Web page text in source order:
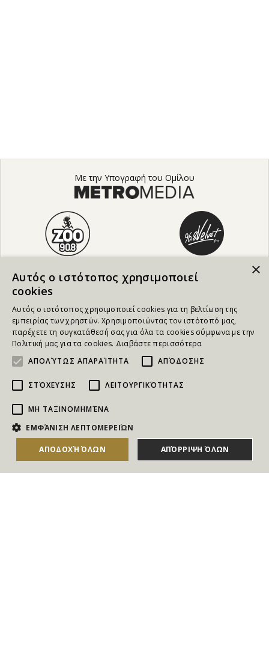
Με την Υπογραφή του Ομίλου
NEWSLETTER
Για να ενημερώνεστε άμεσα για τους Διαγωνισμούς, τα
Δώρα, τις Νέες Προσφορές & τις Νέες Δωροεπιταγές
×
Αυτός ο ιστότοπος χρησιμοποιεί
cookies
Αυτός ο ιστότοπος χρησιμοποιεί cookies για τη βελτίωση της
εμπειρίας των χρηστών. Χρησιμοποιώντας τον ιστότοπό μας,
παρέχετε τη συγκατάθεσή σας για όλα τα cookies σύμφωνα με την
Πολιτική μας για τα cookies. Διαβάστε περισσότερα
ΑΠΟΛΎΤΩΣ ΑΠΑΡΑΊΤΗΤΑ
ΑΠΌΔΟΣΗΣ
ΣΤΌΧΕΥΣΗΣ ΛΕΙΤΟΥΡΓΙΚΌΤΗΤΑΣ
ΜΗ ΤΑΞΙΝΟΜΗΜΈΝΑ
ΕΜΦΆΝΙΣΗ ΛΕΠΤΟΜΕΡΕΙΏΝ
ΑΠΟΔΟΧΉ ΌΛΩΝ ΑΠΌΡΡΙΨΗ ΌΛΩΝ